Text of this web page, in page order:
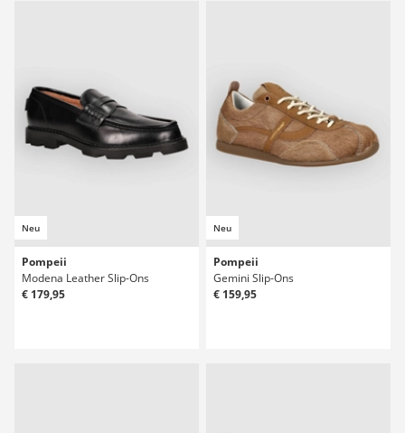
Neu
Pompeii
Modena Leather Slip-Ons
€ 179,95
Neu
Pompeii
Gemini Slip-Ons
€ 159,95